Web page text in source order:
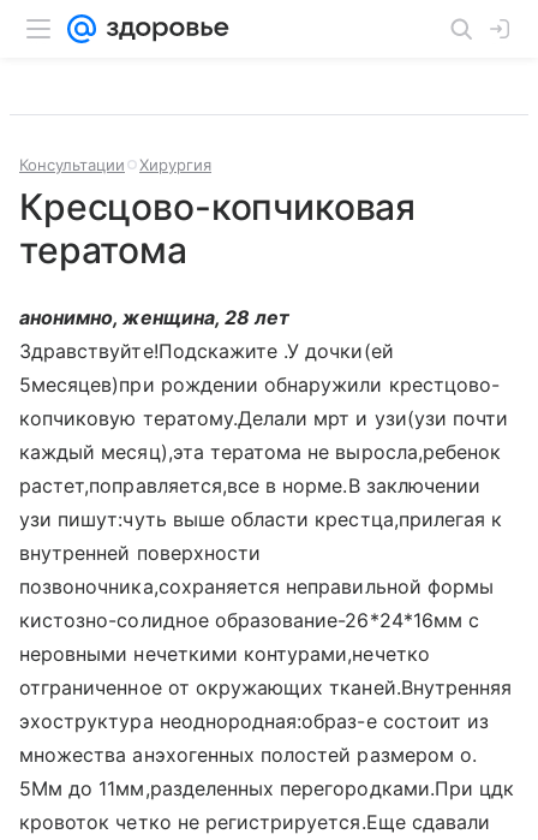
Консультации Хирургия
Кресцово-копчиковая
тератома
анонимно, женщина, 28 лет
Здравствуйте!Подскажите .У дочки(ей
5месяцев)при рождении обнаружили крестцово-
копчиковую тератому.Делали мрт и узи(узи почти
каждый месяц),эта тератома не выросла,ребенок
растет,поправляется,все в норме.В заключении
узи пишут:чуть выше области крестца,прилегая к
внутренней поверхности
позвоночника,сохраняется неправильной формы
кистозно-солидное образование-26*24*16мм с
неровными нечеткими контурами,нечетко
отграниченное от окружающих тканей.Внутренняя
эхоструктура неоднородная:образ-е состоит из
множества анэхогенных полостей размером о.
5Мм до 11мм,разделенных перегородками.При цдк
кровоток четко не регистрируется.Еще сдавали